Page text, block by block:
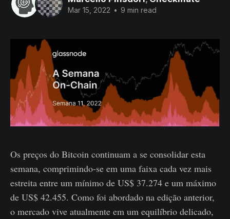
Mar 15, 2022 • 9 min read
Os preços do Bitcoin continuam a se consolidar esta
semana, comprimindo-se em uma faixa cada vez mais
estreita entre um mínimo de US$ 37.274 e um máximo
de US$ 42.455. Como foi abordado na edição anterior,
o mercado vive atualmente em um equilíbrio delicado,